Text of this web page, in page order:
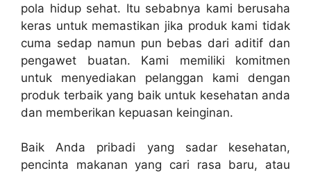
pola hidup sehat. Itu sebabnya kami berusaha
keras untuk memastikan jika produk kami tidak
cuma sedap namun pun bebas dari aditif dan
pengawet buatan. Kami memiliki komitmen
untuk menyediakan pelanggan kami dengan
produk terbaik yang baik untuk kesehatan anda
dan memberikan kepuasan keinginan.
Baik Anda pribadi yang sadar kesehatan,
pencinta makanan yang cari rasa baru, atau